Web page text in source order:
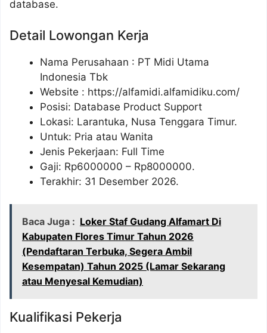
database.
Detail Lowongan Kerja
Nama Perusahaan : PT Midi Utama
Indonesia Tbk
Website : https://alfamidi.alfamidiku.com/
Posisi: Database Product Support
Lokasi: Larantuka, Nusa Tenggara Timur.
Untuk: Pria atau Wanita
Jenis Pekerjaan: Full Time
Gaji: Rp6000000 – Rp8000000.
Terakhir: 31 Desember 2026.
Baca Juga : Loker Staf Gudang Alfamart Di
Kabupaten Flores Timur Tahun 2026
(Pendaftaran Terbuka, Segera Ambil
Kesempatan) Tahun 2025 (Lamar Sekarang
atau Menyesal Kemudian)
Kualifikasi Pekerja